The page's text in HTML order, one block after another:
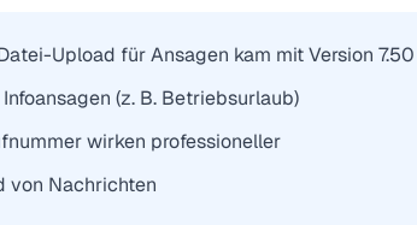
Upload für Ansagen kam mit Version 7.50
(z. B. Betriebsurlaub)
wirken professioneller
von Nachrichten